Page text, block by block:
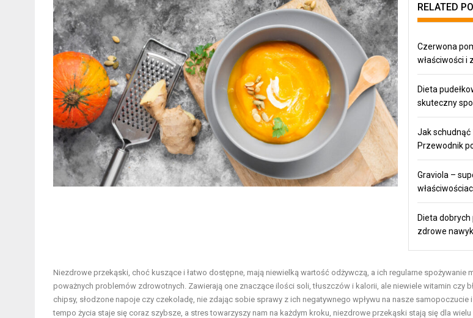
RELATED
Czerwona
właściwości i
Dieta
skuteczny
Jak schudnąć
Przewodnik
Graviola –
Dieta dobrych
zdrowe
Niezdrowe przekąski, choć kuszące i łatwo dostępne, mają niewielką wartość odżywczą, a ich regularne spożywanie
poważnych problemów zdrowotnych. Zawierają one znaczące ilości soli, tłuszczów i kalorii, ale niewiele witamin czy
chipsy, słodzone napoje czy czekoladę, nie zdając sobie sprawy z ich negatywnego wpływu na nasze samopoczucie
tempo życia staje się coraz szybsze, a stres towarzyszy nam na każdym kroku, niezdrowe przekąski stają się dla